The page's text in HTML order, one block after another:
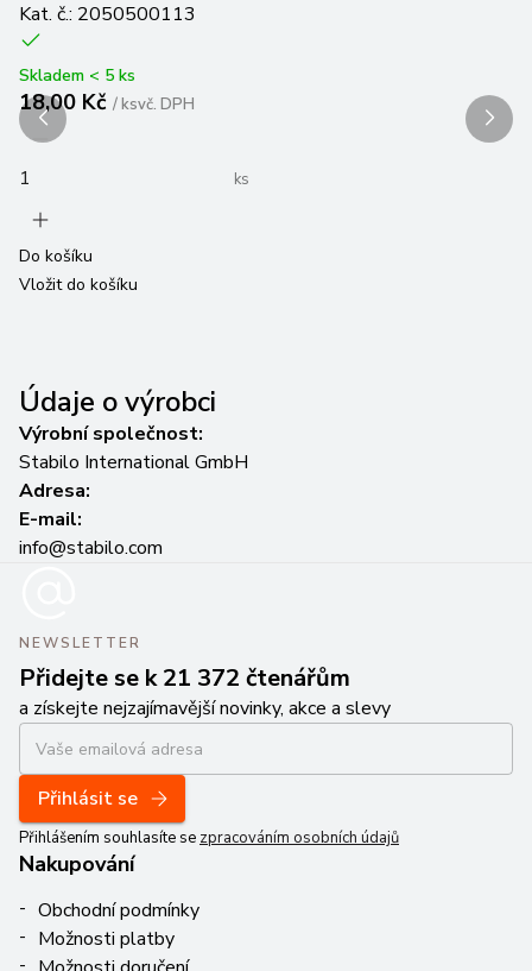
Kat. č.: 2050500113
Skladem < 5 ks
18,00 Kč /ksvč. DPH
ks
Do košíku
Vložit do košíku
Údaje o výrobci
Výrobní společnost:
Stabilo International GmbH
Adresa:
E-mail:
info@stabilo.com
NEWSLETTER
Přidejte se k 21 372 čtenářům
a získejte nejzajímavější novinky, akce a slevy
Přihlásit se
Přihlášením souhlasíte se zpracováním osobních údajů
Nakupování
Obchodní podmínky
Možnosti platby